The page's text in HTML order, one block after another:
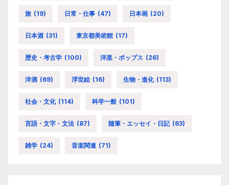
旅 (19) 日常・仕事 (47) 日本画 (20)
日本酒 (31) 東京都美術館 (17)
歴史・考古学 (100) 洋楽・ポップス (26)
洋酒 (69) 浮世絵 (16) 生物・進化 (113)
社会・文化 (114) 科学一般 (101)
言語・文字・文法 (87) 随筆・エッセイ・日記 (63)
雑学 (24) 音楽関連 (71)